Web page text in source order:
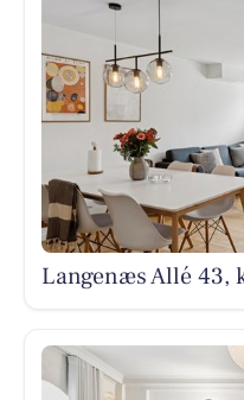
Langenæs Allé 43,